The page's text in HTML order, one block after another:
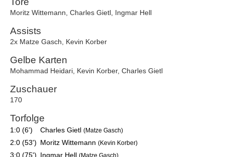
Moritz Wittemann Charles Gietl Ingmar Hell
Assists
2x Matze Gasch Kevin Korber
Gelbe Karten
Mohammad Heidari Kevin Korber, Charles Gietl
Zuschauer
170
Torfolge
1:0 (6') Charles Gietl (Matze Gasch)
2:0 (53') Moritz Wittemann (Kevin Korber)
3:0 (75') Ingmar Hell (Matze Gasch)